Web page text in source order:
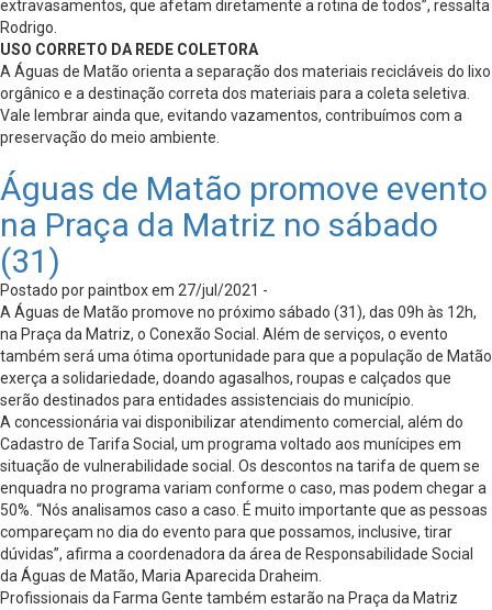
extravasamentos, que afetam diretamente a rotina de todos”, ressalta
Rodrigo.
USO CORRETO DA REDE COLETORA
A Águas de Matão orienta a separação dos materiais recicláveis do lixo
orgânico e a destinação correta dos materiais para a coleta seletiva.
Vale lembrar ainda que, evitando vazamentos, contribuímos com a
preservação do meio ambiente.
Águas de Matão promove evento
na Praça da Matriz no sábado
(31)
Postado por paintbox em 27/jul/2021 -
A Águas de Matão promove no próximo sábado (31), das 09h às 12h,
na Praça da Matriz, o Conexão Social. Além de serviços, o evento
também será uma ótima oportunidade para que a população de Matão
exerça a solidariedade, doando agasalhos, roupas e calçados que
serão destinados para entidades assistenciais do município.
A concessionária vai disponibilizar atendimento comercial, além do
Cadastro de Tarifa Social, um programa voltado aos munícipes em
situação de vulnerabilidade social. Os descontos na tarifa de quem se
enquadra no programa variam conforme o caso, mas podem chegar a
50%. “Nós analisamos caso a caso. É muito importante que as pessoas
compareçam no dia do evento para que possamos, inclusive, tirar
dúvidas”, afirma a coordenadora da área de Responsabilidade Social
da Águas de Matão, Maria Aparecida Draheim.
Profissionais da Farma Gente também estarão na Praça da Matriz